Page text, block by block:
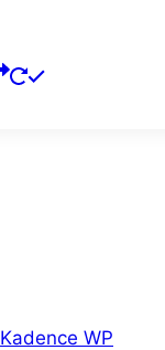
Kadence WP